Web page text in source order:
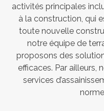
activités principales
à la construction, qui
toute nouvelle
notre équipe de
proposons des
efficaces. Par ailleurs,
services